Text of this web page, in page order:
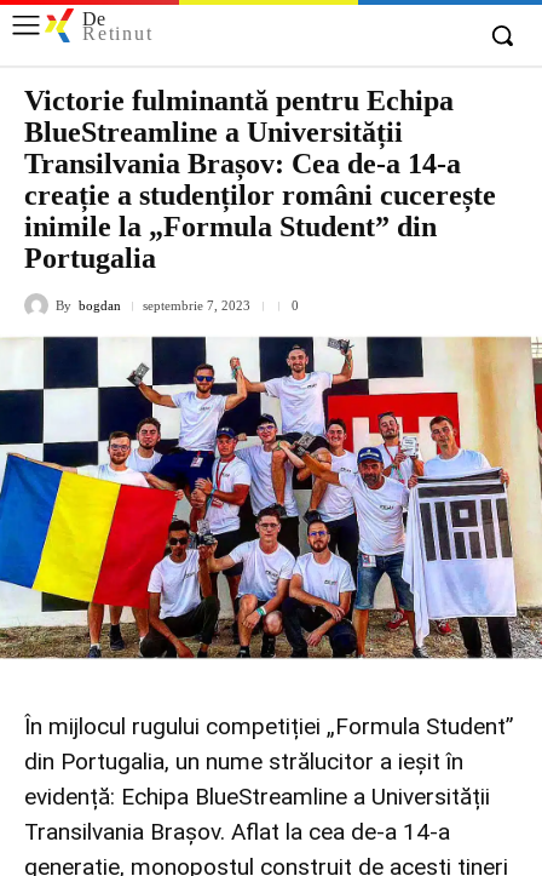
De
Retinut
Victorie fulminantă pentru Echipa
BlueStreamline a Universității
Transilvania Brașov: Cea de-a 14-a
creație a studenților români cucerește
inimile la „Formula Student” din
Portugalia
By bogdan septembrie 7, 2023 0
În mijlocul rugului competiției „Formula Student”
din Portugalia, un nume strălucitor a ieșit în
evidență: Echipa BlueStreamline a Universității
Transilvania Brașov. Aflat la cea de-a 14-a
generație, monopostul construit de acești tineri